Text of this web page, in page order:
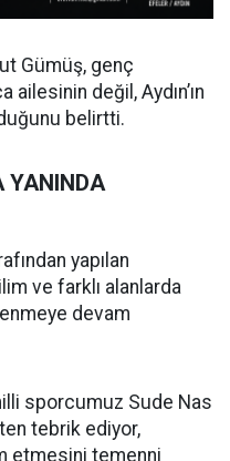
Gümüş, genç
ailesinin değil, Aydın’ın
belirtti.
YANINDA
yapılan
ve farklı alanlarda
devam
sporcumuz Sude Nas
tebrik ediyor,
etmesini temenni